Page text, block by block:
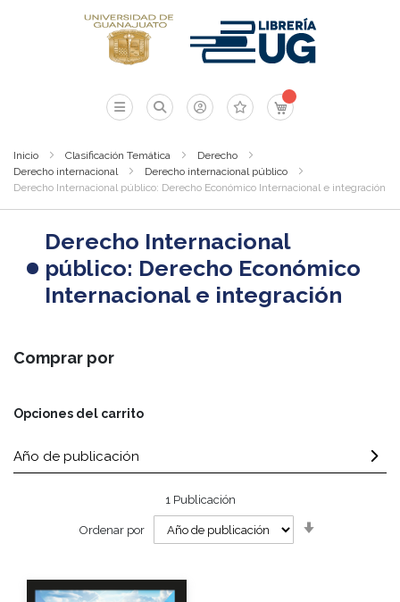
Mi carrito
Inicio Clasificación Temática
Derecho
Derecho internacional
Derecho internacional público
Derecho Internacional público: Derecho Económico Internacional e integración
Derecho Internacional
público: Derecho Económico
Internacional e integración
Comprar por
Opciones del carrito
Año de publicación
1 Publicación
Ordenar por